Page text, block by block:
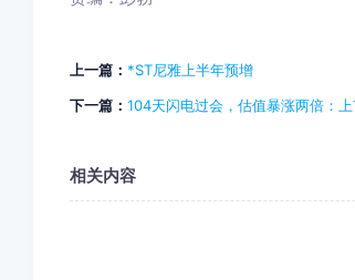
上一篇： *ST尼雅上半年预增
下一篇： 104天闪电过会，估值暴涨两倍：
相关内容